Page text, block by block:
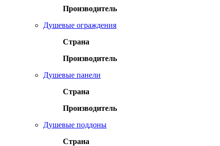
Производитель
Душевые ограждения
Страна
Производитель
Душевые панели
Страна
Производитель
Душевые поддоны
Страна